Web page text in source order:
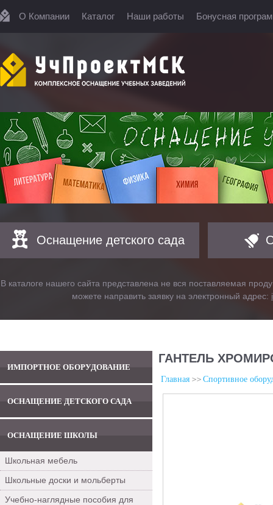
О Компании Каталог Наши работы Бонусная
Оснащение детского сада
В каталоге нашего сайта представлена не вся поставляемая
можете направить заявку на электронный адрес:
ИМПОРТНОЕ ОБОРУДОВАНИЕ
ОСНАЩЕНИЕ ДЕТСКОГО САДА
ОСНАЩЕНИЕ ШКОЛЫ
Школьная мебель
Школьные доски и мольберты
Учебно-наглядные пособия для
ГАНТЕЛЬ
Главная Спортивное